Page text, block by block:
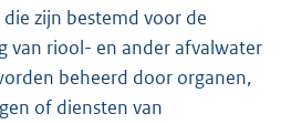
zijn bestemd voor de
van riool- en ander afvalwater
beheerd door organen,
of diensten van